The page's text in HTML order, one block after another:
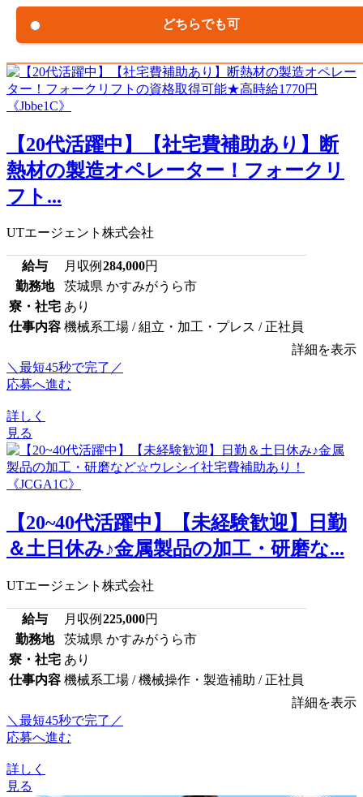
どちらでも可
【20代活躍中】【社宅費補助あり】断
熱材の製造オペレーター！フォークリ
フト...
UTエージェント株式会社
給与 月収例 284,000円
勤務地
茨城県 かすみがうら市
寮・社宅 あり
仕事内容 機械系工場 / 組立・加工・プレス / 正社員
詳細を表示
＼最短45秒で完了／
応募へ進む
詳しく
見る
【20~40代活躍中】【未経験歓迎】日勤
＆土日休み♪金属製品の加工・研磨な...
UTエージェント株式会社
給与 月収例 225,000円
勤務地
茨城県 かすみがうら市
寮・社宅 あり
仕事内容 機械系工場 / 機械操作・製造補助 / 正社員
詳細を表示
＼最短45秒で完了／
応募へ進む
詳しく
見る